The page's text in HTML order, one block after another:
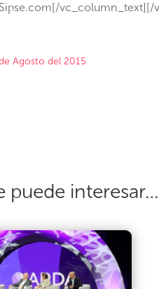
Agosto del 2015
puede interesar…